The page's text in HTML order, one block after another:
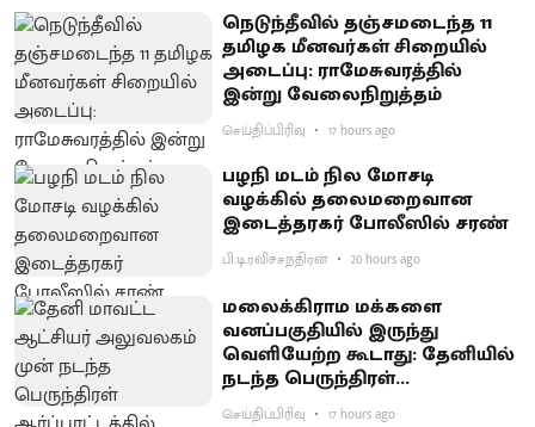
நெடுந்தீவில் தஞ்சமடைந்த 11
தமிழக மீனவர்கள் சிறையில்
அடைப்பு: ராமேசுவரத்தில்
இன்று வேலைநிறுத்தம்
செய்திப்பிரிவு 17 hours ago
பழநி மடம் நில மோசடி
வழக்கில் தலைமறைவான
இடைத்தரகர் போலீஸில் சரண்
பி.டி.ரவிச்சந்திரன் 20 hours ago
மலைக்கிராம மக்களை
வனப்பகுதியில் இருந்து
வெளியேற்ற கூடாது: தேனியில்
நடந்த பெருந்திரள்
ஆர்ப்பாட்டத்தில் வலியுறுத்தல்
செய்திப்பிரிவு 17 hours ago